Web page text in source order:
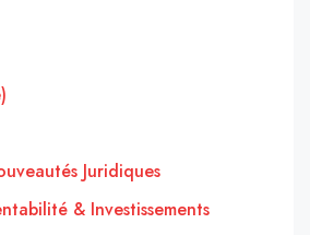
Juridiques
& Investissements